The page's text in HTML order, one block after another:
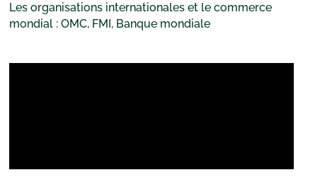
Les organisations internationales et le commerce
mondial : OMC, FMI, Banque mondiale